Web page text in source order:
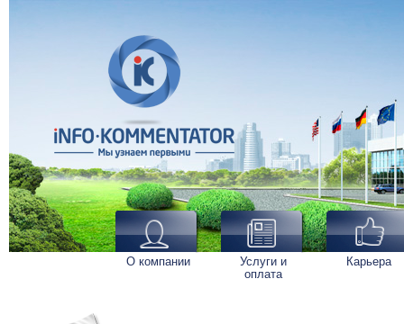
О компании
Услуги и
оплата
Карьера